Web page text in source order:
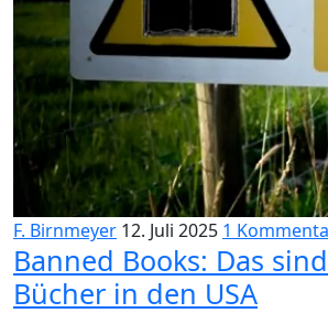
F. Birnmeyer 12. Juli 2025 1
Banned Books: Das
Bücher in den USA